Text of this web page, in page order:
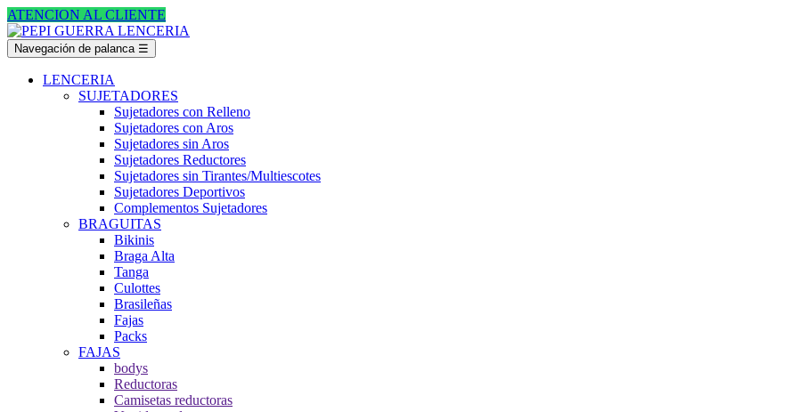
ATENCION AL CLIENTE
Navegación de palanca ☰
LENCERIA
SUJETADORES
Sujetadores con Relleno
Sujetadores con Aros
Sujetadores sin Aros
Sujetadores Reductores
Sujetadores sin Tirantes/Multiescotes
Sujetadores Deportivos
Complementos Sujetadores
BRAGUITAS
Bikinis
Braga Alta
Tanga
Culottes
Brasileñas
Fajas
Packs
FAJAS
bodys
Reductoras
Camisetas reductoras